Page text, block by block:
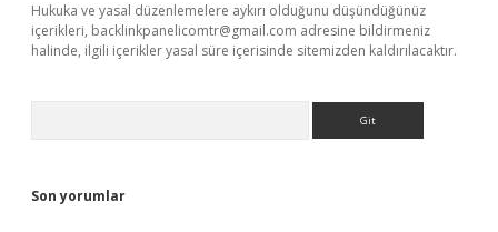
Hukuka ve yasal düzenlemelere aykırı olduğunu düşündüğünüz
içerikleri, backlinkpanelicomtr@gmail.com adresine bildirmeniz
halinde, ilgili içerikler yasal süre içerisinde sitemizden kaldırılacaktır.
Son yorumlar